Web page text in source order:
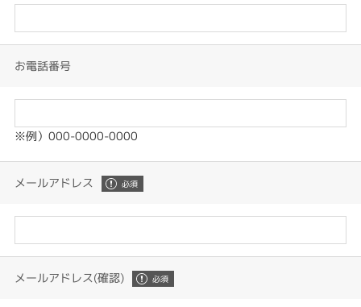
お電話番号
※例）000-0000-0000
メールアドレス
メールアドレス(確認)